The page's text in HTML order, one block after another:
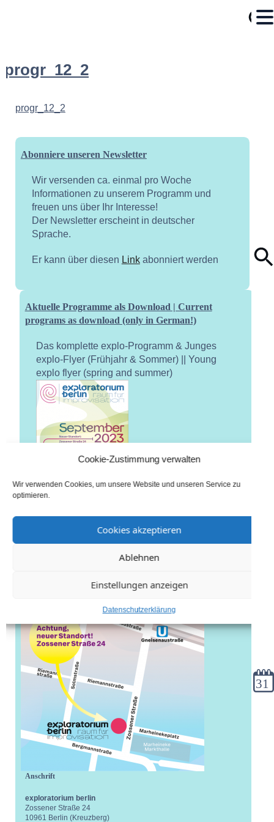
Cookie-Zustimmung verwalten
Wir verwenden Cookies, um unsere Website und unseren Service zu
optimieren.
Cookies akzeptieren
Ablehnen
Einstellungen anzeigen
Datenschutzerklärung
progr_12_2
progr_12_2
Abonniere unseren Newsletter
Wir versenden ca. einmal pro Woche
Informationen zu unserem Programm und
freuen uns über Ihr Interesse!
Der Newsletter erscheint in deutscher
Sprache.
Er kann über diesen Linkabonniert werden
Aktuelle Programme als Download | Current
programs as download (only in German!)
Das komplette explo-Programm & Junges
explo-Flyer (Frühjahr & Sommer) || Young
explo flyer (spring and summer)
Anschrift
exploratorium berlin
Zossener Straße 24
10961 Berlin (Kreuzberg)